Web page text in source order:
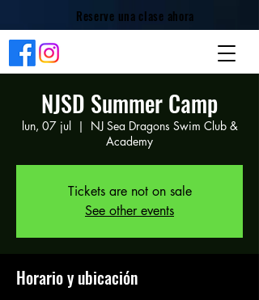
Reserve una clase ahora
NJSD Summer Camp
lun, 07 jul
  |
NJ Sea Dragons Swim Club &
Academy
Tickets are not on sale
See other events
Horario y ubicación